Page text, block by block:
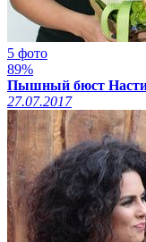
5 фото
89%
Пышный бюст Насти
27.07.2017